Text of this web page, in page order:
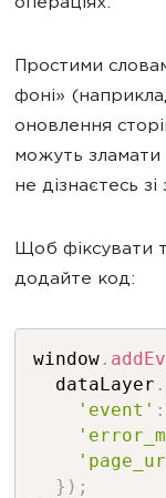
операціях.
Простими
фоні»
оновлення
можуть зламати
не дізнаєтесь
Щоб фіксувати
додайте код:
window.
  dataLayer
.
'event' :
} ) ;